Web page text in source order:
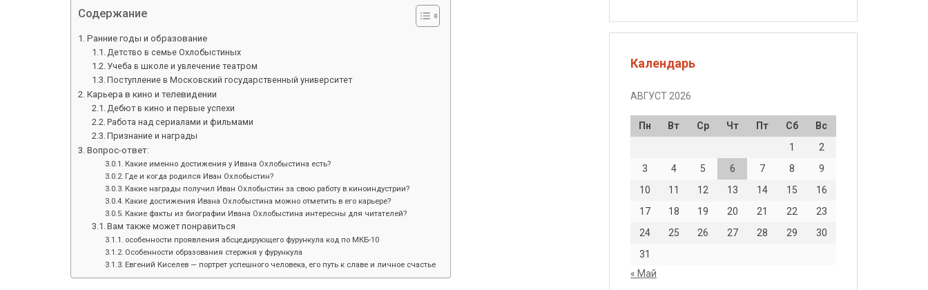
Содержание
Ранние годы и образование
Детство в семье Охлобыстиных
Учеба в школе и увлечение театром
Поступление в Московский государственный университет
Карьера в кино и телевидении
Дебют в кино и первые успехи
Работа над сериалами и фильмами
Признание и награды
Вопрос-ответ:
Какие именно достижения у Ивана Охлобыстина есть?
Где и когда родился Иван Охлобыстин?
Какие награды получил Иван Охлобыстин за свою работу в киноиндустрии?
Какие достижения Ивана Охлобыстина можно отметить в его карьере?
Какие факты из биографии Ивана Охлобыстина интересны для читателей?
Вам также может понравиться
особенности проявления абсцедирующего фурункула код по МКБ-10
Особенности образования стержня у фурункула
Евгений Киселев — портрет успешного человека, его путь к славе и личное счастье
Календарь
АВГУСТ 2026
Пн Вт Ср Чт Пт Сб
Вс
1
2
3
4 5 6 7 8
9
10
11 12 13 14 15
16
17
18 19 20 21 22
23
24
25 26 27 28 29
30
31
« Май